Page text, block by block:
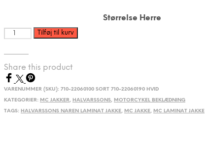
Størrelse Herre
HALVARSSONS
NAREN
antal
Tilføj til kurv
Share this product
VARENUMMER (SKU): 710-22060100 SORT 710-22060190 HVID
KATEGORIER: MC JAKKER, HALVARSSONS, MOTORCYKEL BEKLÆDNING
TAGS: HALVARSSONS NAREN LAMINAT JAKKE, MC JAKKE, MC LAMINAT JAKKE